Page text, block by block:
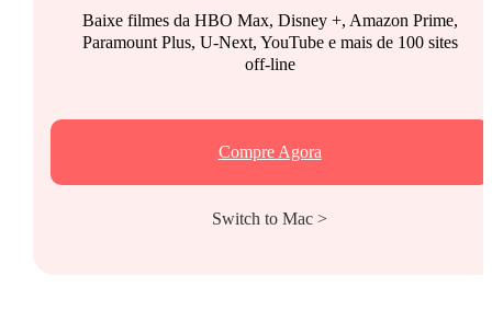
Baixe filmes da HBO Max, Disney +, Amazon Prime,
Paramount Plus, U-Next, YouTube e mais de 100 sites
off-line
Compre Agora
Switch to Mac >